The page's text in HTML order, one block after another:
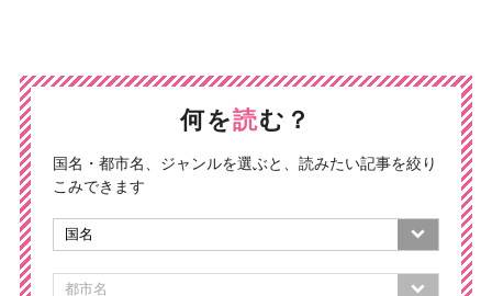
何を読む？
国名・都市名、ジャンルを選ぶと、読みたい記事を絞り
こみできます